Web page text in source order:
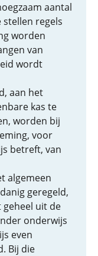
aantal
stellen regels
worden
van
wordt
aan het
kas te
worden bij
voor
betreft, van
algemeen
geregeld,
geheel uit de
onderwijs
even
Bij die